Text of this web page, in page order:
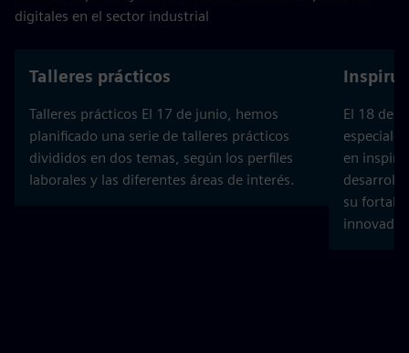
digitales en el sector industrial
Talleres prácticos
Talleres prácticos El 17 de junio, hemos
planificado una serie de talleres prácticos
divididos en dos temas, según los perfiles
laborales y las diferentes áreas de interés.
El 18 de
en
su